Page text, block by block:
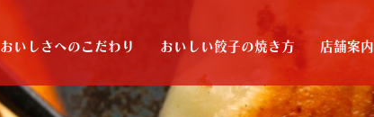
おいしさへのこだわり おいしい餃子の焼き方 店舗案内